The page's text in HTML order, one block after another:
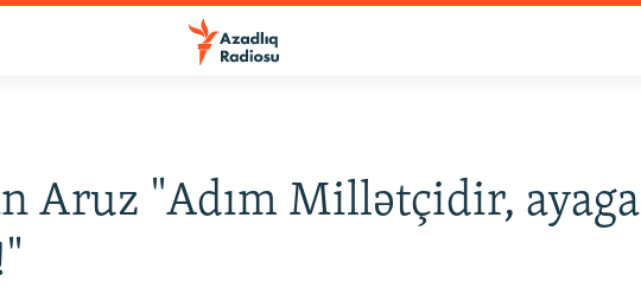
Aruz "Adım Millətçidir, ayaga